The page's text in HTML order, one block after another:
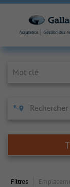
Filtres